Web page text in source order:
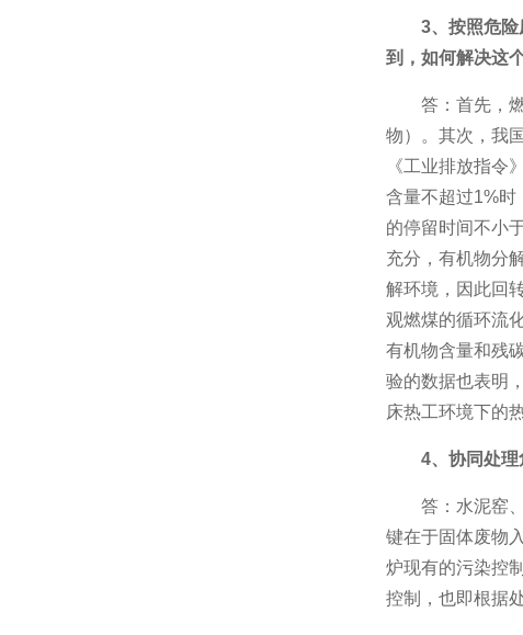
3、按照危
到，如何解决这
答：首先，
物）。其次，我
《工业排放指令
含量不超过1%
的停留时间不小
充分，有机物分
解环境，因此回
观燃煤的循环流
有机物含量和残
验的数据也表明
床热工环境下的
4、协同处理
答：水泥窑
键在于固体废物
炉现有的污染控
控制，也即根据